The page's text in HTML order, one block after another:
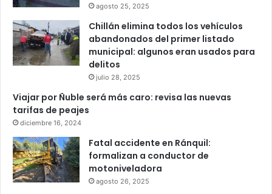
agosto 25, 2025
Chillán elimina todos los vehículos
abandonados del primer listado
municipal: algunos eran usados para
delitos
julio 28, 2025
Viajar por Ñuble será más caro: revisa las nuevas
tarifas de peajes
diciembre 16, 2024
Fatal accidente en Ránquil:
formalizan a conductor de
motoniveladora
agosto 26, 2025